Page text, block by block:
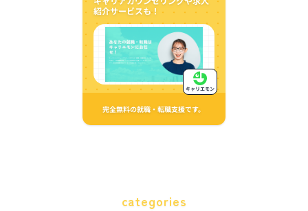
紹介サービスも！
完全無料の就職・転職支援です。
キャリエモン
categories